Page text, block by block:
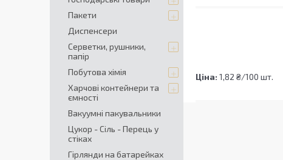
Ціна: 1,82 ₴/100 шт.
Пакети
Диспенсери
Серветки, рушники,
папір
Побутова хімія
Харчові контейнери та
ємності
Вакуумні пакувальники
Цукор - Сіль - Перець у
стiках
Гірлянди на батарейках